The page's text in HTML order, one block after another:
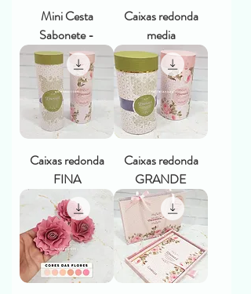
Mini Cesta
Sabonete -
Caixas redonda
media
Caixas redonda
FINA
Caixas redonda
GRANDE